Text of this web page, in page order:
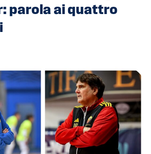
parola ai quattro